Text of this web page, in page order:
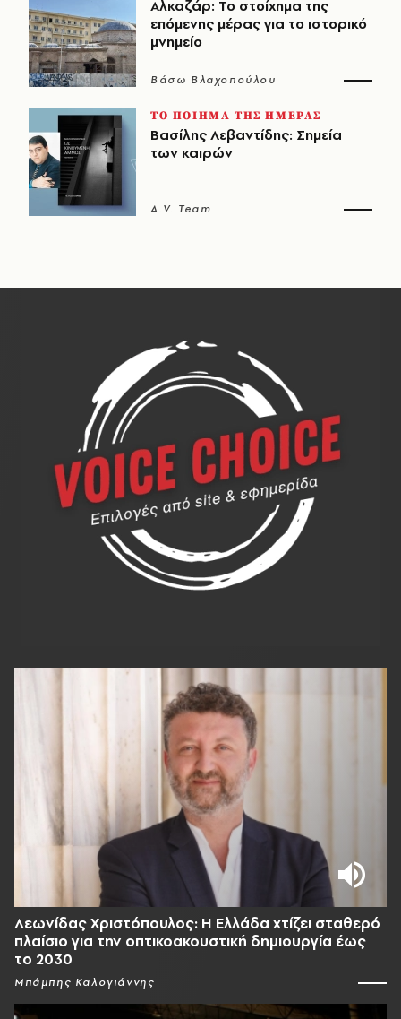
Αλκαζάρ: Το στοίχημα της
επόμενης μέρας για το ιστορικό
μνημείο
Βάσω Βλαχοπούλου
ΤΟ ΠΟΙΗΜΑ ΤΗΣ ΗΜΕΡΑΣ
Βασίλης Λεβαντίδης: Σημεία
των καιρών
A.V. Team
Λεωνίδας Χριστόπουλος: Η Ελλάδα χτίζει σταθερό
πλαίσιο για την οπτικοακουστική δημιουργία έως
το 2030
Μπάμπης Καλογιάννης